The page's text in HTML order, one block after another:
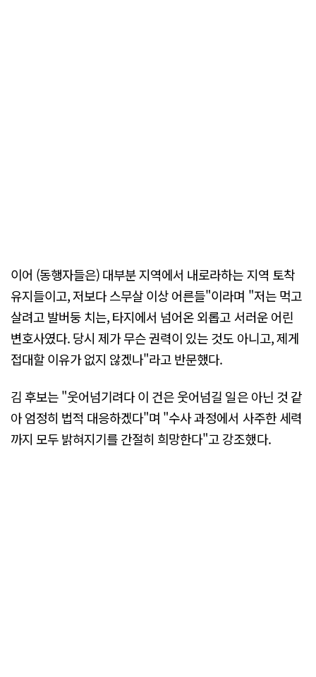
이어 (동행자들은) 대부분 지역에서 내로라하는 지역 토착
유지들이고, 저보다 스무살 이상 어른들"이라며 "저는 먹고
살려고 발버둥 치는, 타지에서 넘어온 외롭고 서러운 어린
변호사였다. 당시 제가 무슨 권력이 있는 것도 아니고, 제게
접대할 이유가 없지 않겠나"라고 반문했다.
김 후보는 "웃어넘기려다 이 건은 웃어넘길 일은 아닌 것 같
아 엄정히 법적 대응하겠다"며 "수사 과정에서 사주한 세력
까지 모두 밝혀지기를 간절히 희망한다"고 강조했다.